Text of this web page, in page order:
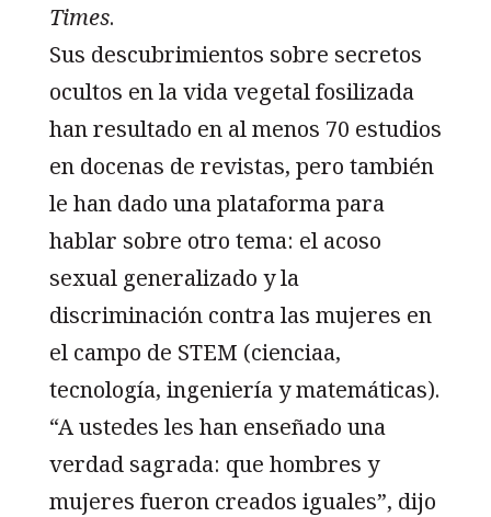
Times.
Sus descubrimientos sobre secretos
ocultos en la vida vegetal fosilizada
han resultado en al menos 70 estudios
en docenas de revistas, pero también
le han dado una plataforma para
hablar sobre otro tema: el acoso
sexual generalizado y la
discriminación contra las mujeres en
el campo de STEM (cienciaa,
tecnología, ingeniería y matemáticas).
“A ustedes les han enseñado una
verdad sagrada: que hombres y
mujeres fueron creados iguales”, dijo